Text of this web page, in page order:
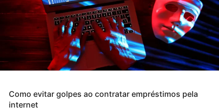
Como evitar golpes ao contratar empréstimos pela
internet